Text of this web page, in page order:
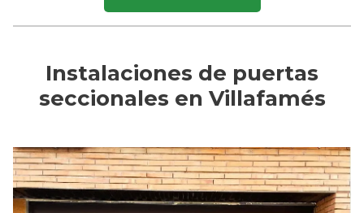
Instalaciones de puertas
seccionales en Villafamés